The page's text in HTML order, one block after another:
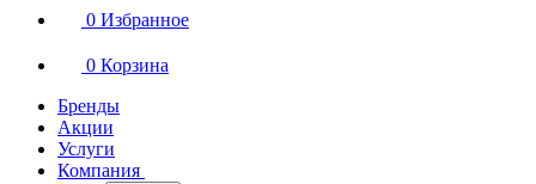
0 Избранное
0 Корзина
Бренды
Акции
Услуги
Компания